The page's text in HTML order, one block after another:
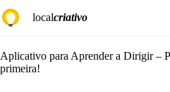
para
localcriativo
Aplicativo para Aprender a Dirigir –
primeira!